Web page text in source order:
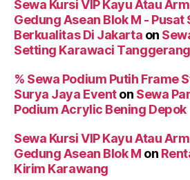
Sewa Kursi VIP Kayu Atau
Gedung Asean Blok M - Pusat
Berkualitas Di Jakarta on
Setting Karawaci Tanggerang
% Sewa Podium Putih Frame
Surya Jaya Eventon Sewa
Podium Acrylic Bening Depok
Sewa Kursi VIP Kayu Atau
Gedung Asean Blok M on
Kirim Karawang